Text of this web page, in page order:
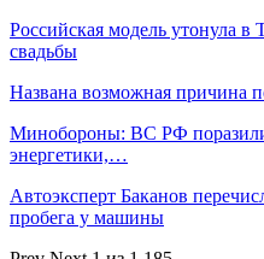
Российская модель утонула в
свадьбы
Названа возможная причина
Минобороны: ВС РФ
энергетики,…
Автоэксперт Баканов
пробега у машины